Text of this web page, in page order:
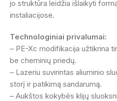
jo struktūra leidžia išlaikyti
instaliacijose.
Technologiniai privalumai:
– PE-Xc modifikacija užtikrina
be cheminių priedų.
– Lazeriu suvirintas aliuminio
storį ir patikimą sandarumą.
– Aukštos kokybės klijų